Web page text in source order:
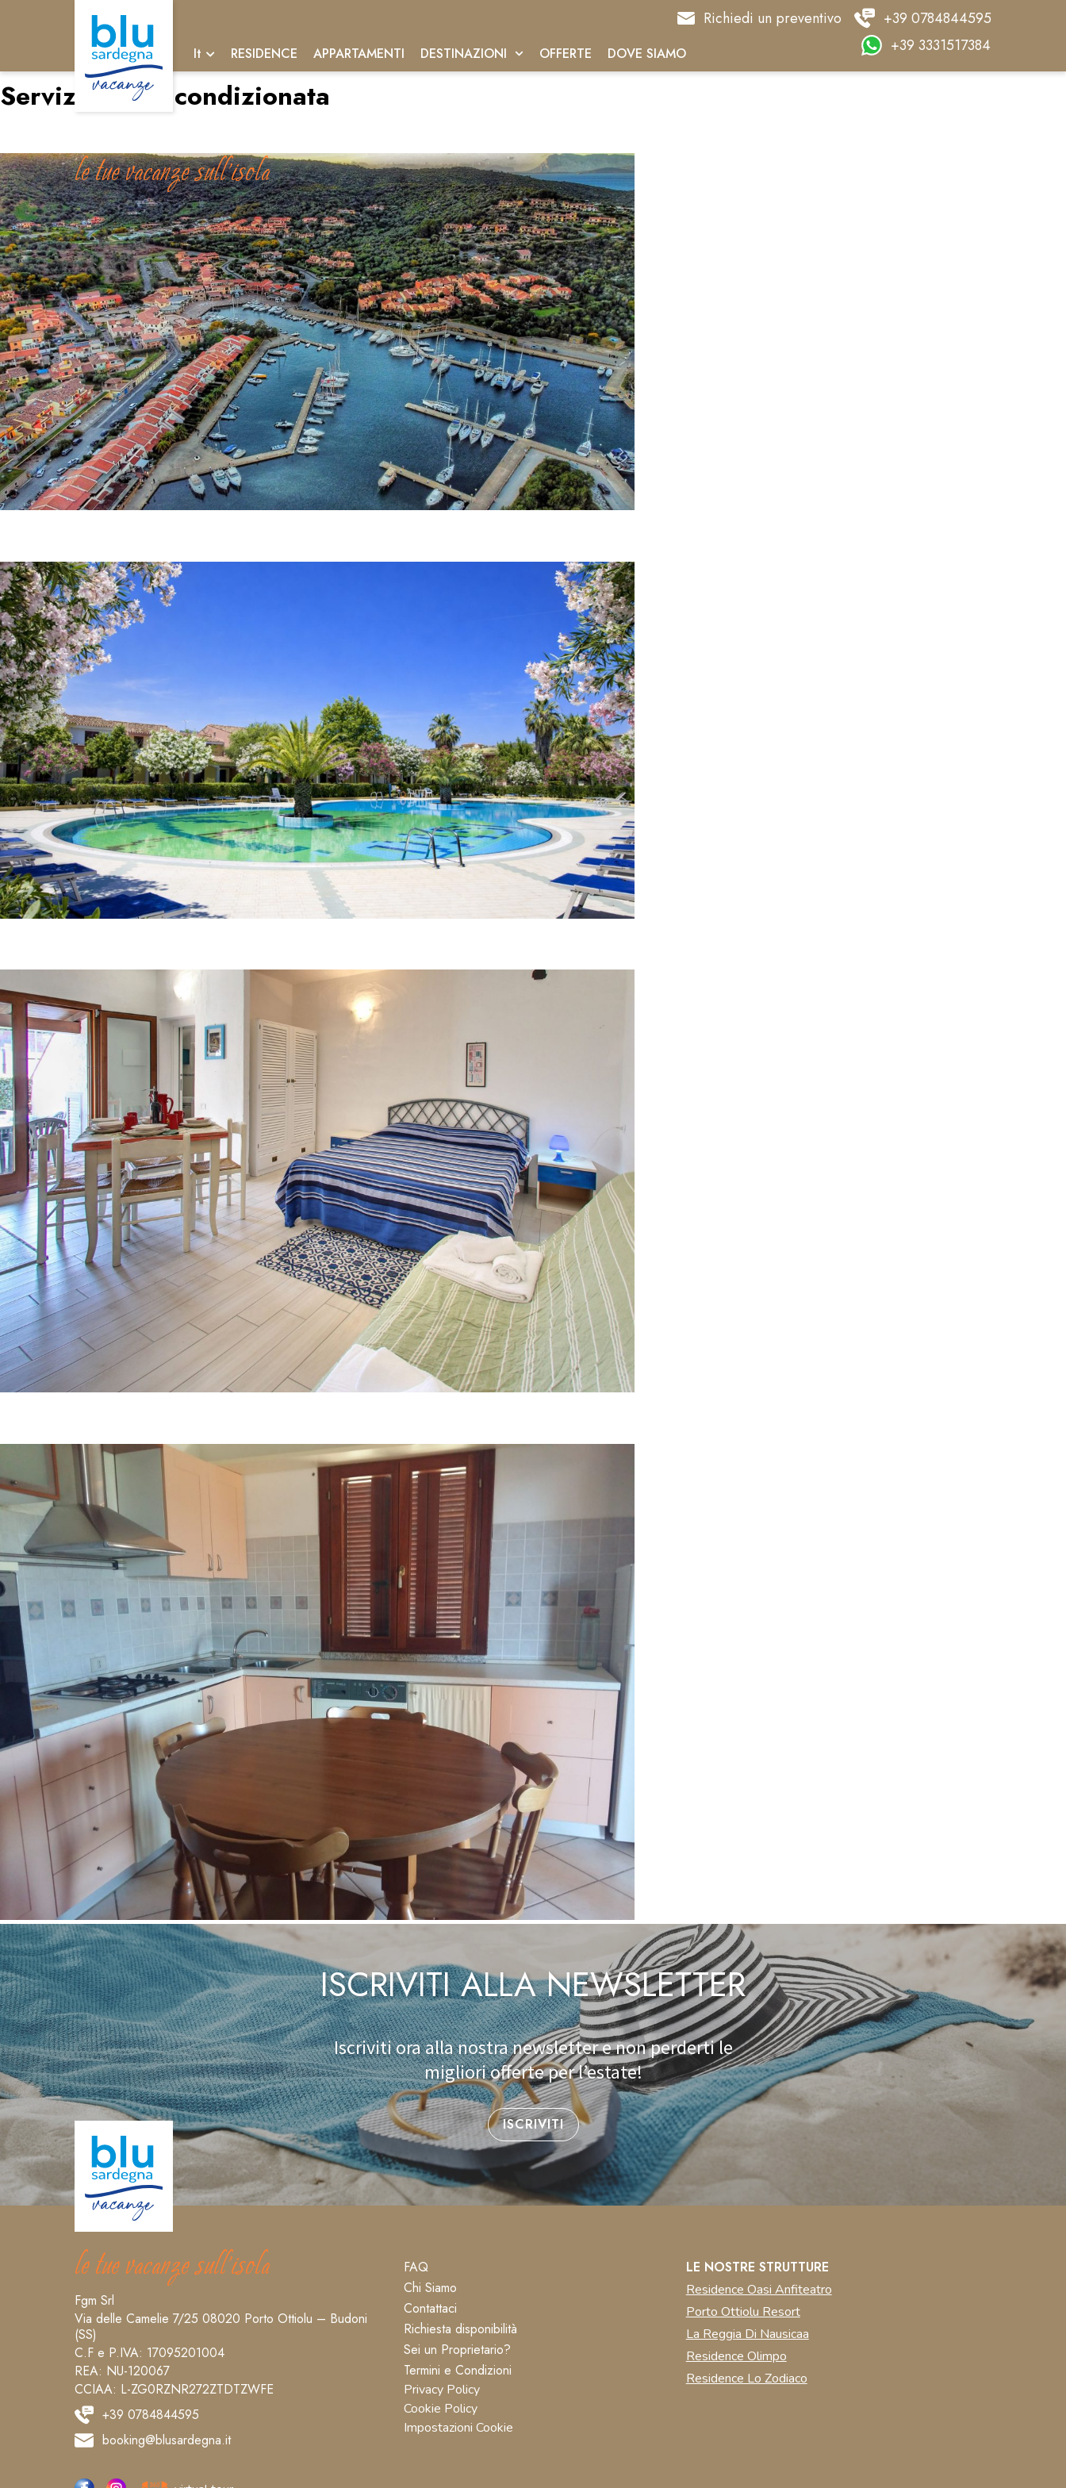
le tue vacanze sull'isola
Richiedi un preventivo
+39 0784844595
+39 3331517384
It RESIDENCE APPARTAMENTI DESTINAZIONI OFFERTE DOVE SIAMO
Servizio:Aria condizionata
ISCRIVITI ALLA NEWSLETTER
Iscriviti ora alla nostra newsletter e non perderti le
migliori offerte per l’estate!
ISCRIVITI
le tue vacanze sull’isola
Fgm Srl
Via delle Camelie 7/25 08020 Porto Ottiolu – Budoni
(SS)
C.F e P.IVA: 17095201004
REA: NU-120067
CCIAA: L-ZG0RZNR272ZTDTZWFE
+39 0784844595
booking@blusardegna.it
FAQ
Chi Siamo
Contattaci
Richiesta disponibilità
Sei un Proprietario?
Termini e Condizioni
Privacy Policy
Cookie Policy
Impostazioni Cookie
LE NOSTRE STRUTTURE
Residence Oasi Anfiteatro
Porto Ottiolu Resort
La Reggia Di Nausicaa
Residence Olimpo
Residence Lo Zodiaco